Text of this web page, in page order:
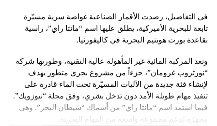
ما أثار حفيظة البيت الأبيض الذي وصف تلك التصريحات بالمخيبة
للآمال.
في التفاصيل، رصدت الأقمار الصناعية غواصة سرية مسيّرة
تابعة للبحرية الأميركية، يطلق عليها اسم “مانتا راي”، راسية
بقاعدة بورت هوينيم البحرية في كاليفورنيا.
وتعد المركبة المائية غير المأهولة عالية التقنية، وطورتها شركة
“نورثروب غرومان”، جزءاً من مشروع بحري متطور يهدف
لإنشاء فئة جديدة من الآليات المسيّرة تحت الماء قادرة على
تنفيذ مهام طويلة الأمد دون تدخل بشري، وفق مجلة “نيوزويك”.
فيما استمد اسم “مانتا راي” من أسماك “شيطان البحر”. وهي
مجهزة لدعم مجموعة واسعة من المهام البحرية.